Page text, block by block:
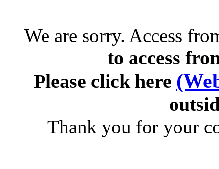
We are sorry. Access
to access
Please click here
Thank you for your